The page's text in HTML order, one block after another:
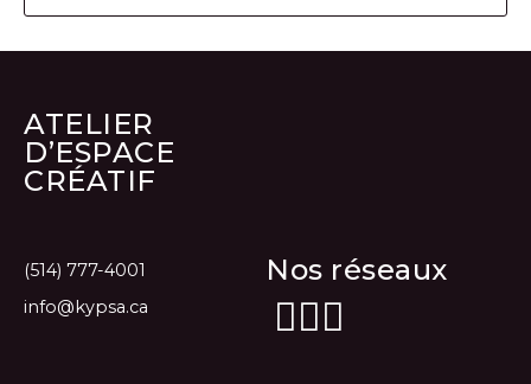
ATELIER
D’ESPACE
CRÉATIF
(514) 777-4001
info@kypsa.ca
Nos réseaux